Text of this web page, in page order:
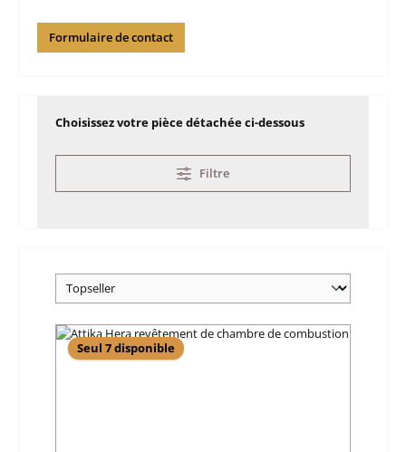
Formulaire de contact
Choisissez votre pièce détachée ci-dessous
Filtre
Seul 7 disponible